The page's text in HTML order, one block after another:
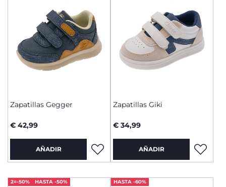
Zapatillas Gegger
€ 42,99
AÑADIR
Zapatillas Giki
€ 34,99
AÑADIR
2=-50% HASTA -50% HASTA -60%